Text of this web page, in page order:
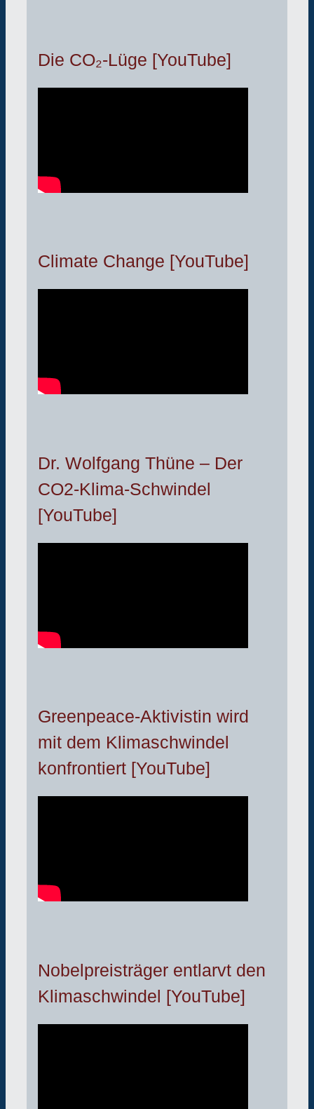
Die CO₂-Lüge [YouTube]
Climate Change [YouTube]
Dr. Wolfgang Thüne – Der
CO2-Klima-Schwindel
[YouTube]
Greenpeace-Aktivistin wird
mit dem Klimaschwindel
konfrontiert [YouTube]
Nobelpreisträger entlarvt den
Klimaschwindel [YouTube]